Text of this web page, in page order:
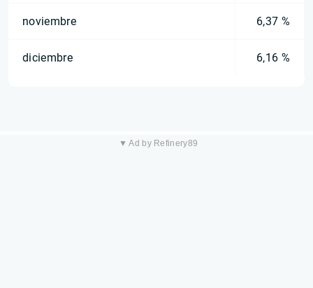
noviembre 6,37 %
diciembre 6,16 %
▼ Ad by Refinery89